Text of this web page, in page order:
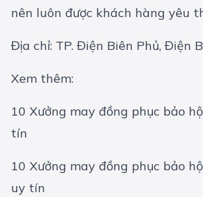
nên luôn được khách hàng yêu
Địa chỉ: TP. Điện Biên Phủ, Điện
Xem thêm:
10 Xưởng may đồng phục bảo
tín
10 Xưởng may đồng phục bảo
uy tín